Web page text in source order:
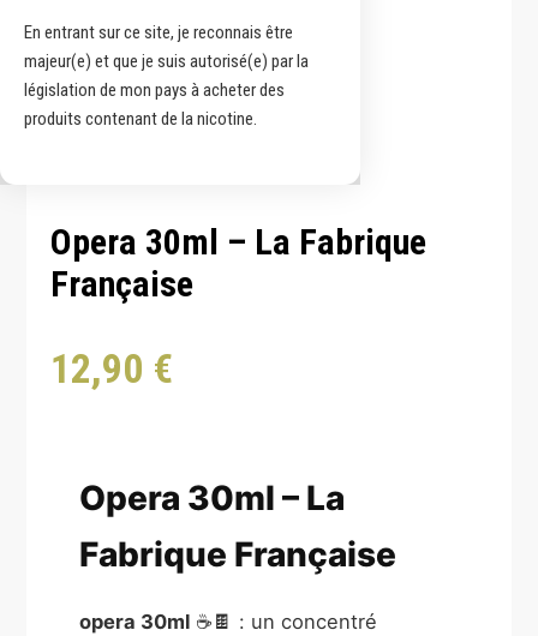
En entrant sur ce site, je reconnais être
majeur(e) et que je suis autorisé(e) par la
législation de mon pays à acheter des
produits contenant de la nicotine.
Opera 30ml – La Fabrique
Française
12,90 €
Opera 30ml – La
Fabrique Française
opera 30ml ☕🍫 : un concentré